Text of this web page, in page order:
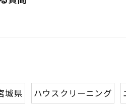
城県 ハウスクリーニング